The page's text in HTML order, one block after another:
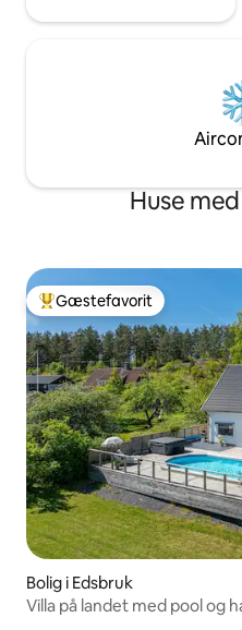
Huse
Bedste gæstefavorit
Gæstefavorit
Bolig i Edsbruk
Villa på landet med pool og